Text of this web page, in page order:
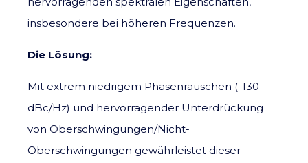
insbesondere bei höheren Frequenzen.
Die Lösung:
Mit extrem niedrigem Phasenrauschen (-130
dBc/Hz) und hervorragender Unterdrückung
von Oberschwingungen/Nicht-
Oberschwingungen gewährleistet dieser